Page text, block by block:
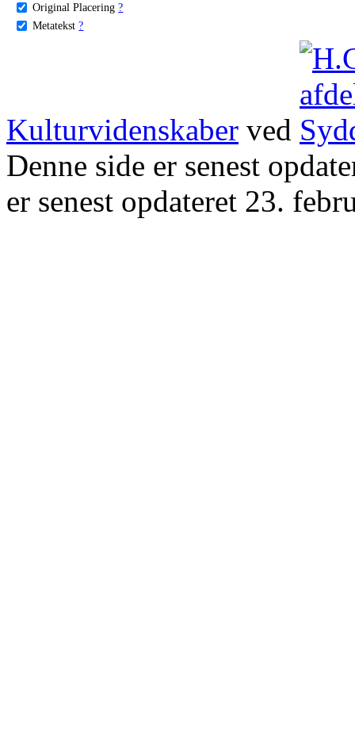
Original Placering ?
Metatekst ?
Kulturvidenskaber ved
Denne side er senest
er senest opdateret 23.